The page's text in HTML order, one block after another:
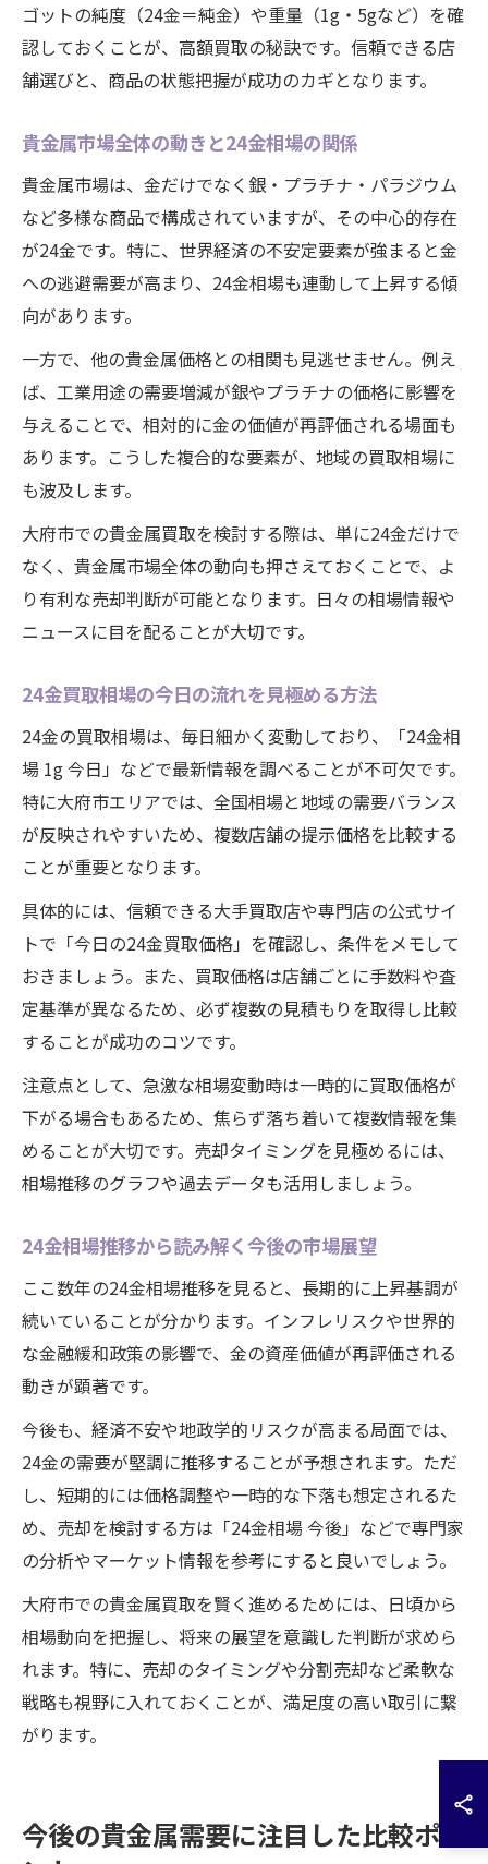
ゴットの純度（24金＝純金）や重量（1g・5gなど）を確
認しておくことが、高額買取の秘訣です。信頼できる店
舗選びと、商品の状態把握が成功のカギとなります。
貴金属市場全体の動きと24金相場の関係
貴金属市場は、金だけでなく銀・プラチナ・パラジウム
など多様な商品で構成されていますが、その中心的存在
が24金です。特に、世界経済の不安定要素が強まると金
への逃避需要が高まり、24金相場も連動して上昇する傾
向があります。
一方で、他の貴金属価格との相関も見逃せません。例え
ば、工業用途の需要増減が銀やプラチナの価格に影響を
与えることで、相対的に金の価値が再評価される場面も
あります。こうした複合的な要素が、地域の買取相場に
も波及します。
大府市での貴金属買取を検討する際は、単に24金だけで
なく、貴金属市場全体の動向も押さえておくことで、よ
り有利な売却判断が可能となります。日々の相場情報や
ニュースに目を配ることが大切です。
24金買取相場の今日の流れを見極める方法
24金の買取相場は、毎日細かく変動しており、「24金相
場 1g 今日」などで最新情報を調べることが不可欠です。
特に大府市エリアでは、全国相場と地域の需要バランス
が反映されやすいため、複数店舗の提示価格を比較する
ことが重要となります。
具体的には、信頼できる大手買取店や専門店の公式サイ
トで「今日の24金買取価格」を確認し、条件をメモして
おきましょう。また、買取価格は店舗ごとに手数料や査
定基準が異なるため、必ず複数の見積もりを取得し比較
することが成功のコツです。
注意点として、急激な相場変動時は一時的に買取価格が
下がる場合もあるため、焦らず落ち着いて複数情報を集
めることが大切です。売却タイミングを見極めるには、
相場推移のグラフや過去データも活用しましょう。
24金相場推移から読み解く今後の市場展望
ここ数年の24金相場推移を見ると、長期的に上昇基調が
続いていることが分かります。インフレリスクや世界的
な金融緩和政策の影響で、金の資産価値が再評価される
動きが顕著です。
今後も、経済不安や地政学的リスクが高まる局面では、
24金の需要が堅調に推移することが予想されます。ただ
し、短期的には価格調整や一時的な下落も想定されるた
め、売却を検討する方は「24金相場 今後」などで専門家
の分析やマーケット情報を参考にすると良いでしょう。
大府市での貴金属買取を賢く進めるためには、日頃から
相場動向を把握し、将来の展望を意識した判断が求めら
れます。特に、売却のタイミングや分割売却など柔軟な
戦略も視野に入れておくことが、満足度の高い取引に繋
がります。
今後の貴金属需要に注目した比較ポイ